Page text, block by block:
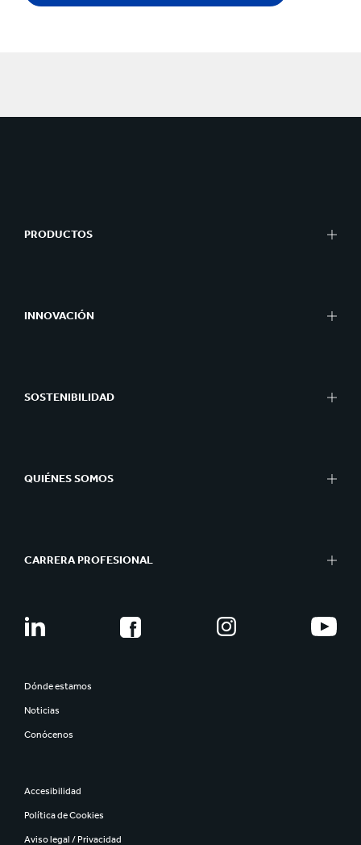
PRODUCTOS
INNOVACIÓN
SOSTENIBILIDAD
QUIÉNES SOMOS
CARRERA PROFESIONAL
Dónde estamos
Noticias
Conócenos
Accesibilidad
Política de Cookies
Aviso legal / Privacidad